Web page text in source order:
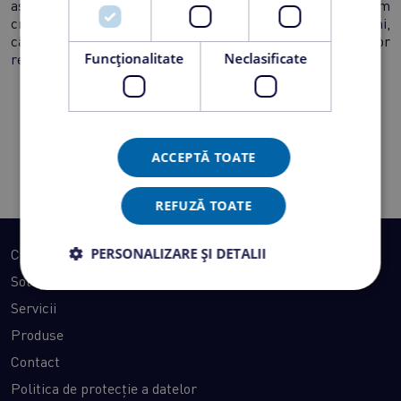
asemenea, în categoria avantajelor mai menționăm
creșterea vitezei de comunicare cu clienții interni și externi,
cât și eficiență și productivitatea prin alocarea propriilor
resurse umane în alte proiecte interne.
Transformare digitală pentru performanță în lumea
Cine suntem
Soluții
Servicii
Produse
Contact
Politica de protecție a datelor
Funcţionalitate Neclasificate
ACCEPTĂ TOATE
REFUZĂ TOATE
PERSONALIZARE ȘI DETALII